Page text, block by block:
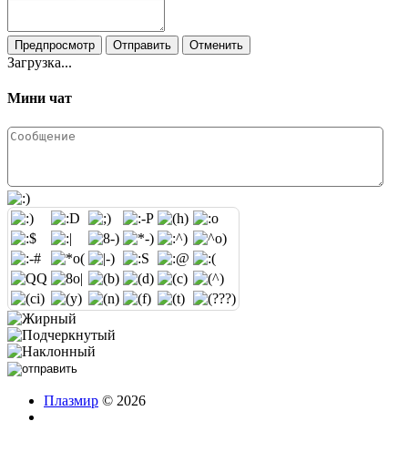
Предпросмотр Отправить Отменить
Загрузка...
Мини чат
Плазмир © 2026